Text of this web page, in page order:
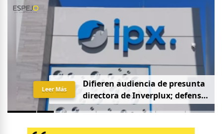
Difieren audiencia de presunta
directora deInverplux; defensa
pidequeseaprivadaysin
Leer Más